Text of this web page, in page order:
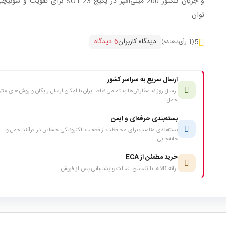
توان.
5(1 رأی‌دهنده) دیدگاه کاربران6 دیدگاه
ارسال سریع به سراسر کشور
ارسال روزانه سفارش‌ها به تمامی نقاط ایران با امکان ارسال رایگان و روش‌های
حمل
بسته‌بندی حرفه‌ای و ایمن
بسته‌بندی مناسب برای محافظت از قطعات الکترونیکی حساس در فرآیند حمل و
جابه‌جایی
خرید مطمئن از ECA
ارائه کالاها با تضمین اصالت و پشتیبانی پس از فروش